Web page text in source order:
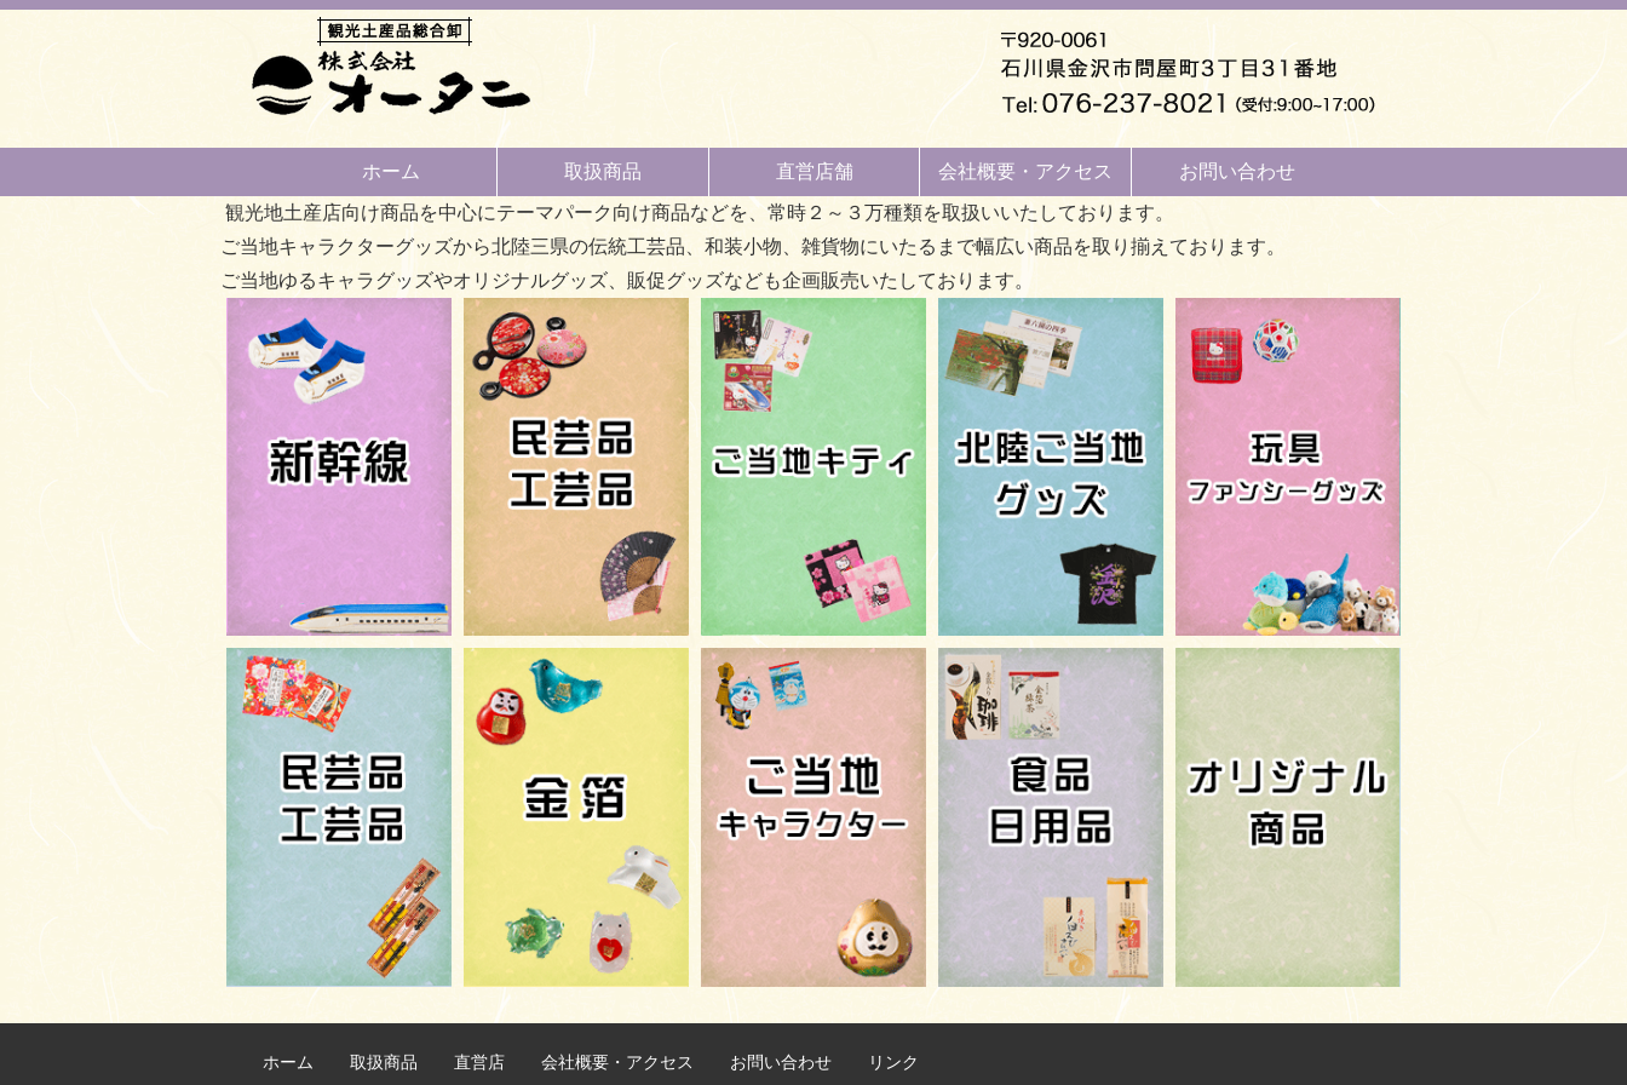
ホーム 取扱商品 直営店舗 会社概要・アクセス
お問い合わせ
観光地土産店向け商品を中心にテーマパーク向け商品などを、常時２～３万種類を取扱いいたしております。
ご当地キャラクターグッズから北陸三県の伝統工芸品、和装小物、雑貨物にいたるまで幅広い商品を取り揃えております。
ご当地ゆるキャラグッズやオリジナルグッズ、販促グッズなども企画販売いたしております。
ホーム 取扱商品 直営店 会社概要・アクセス お問い合わせ リンク